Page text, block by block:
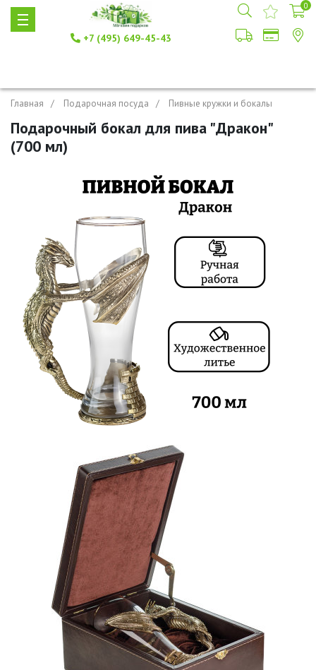
+7 (495) 649-45-43
0
Главная Подарочная посуда Пивные кружки и бокалы
Подарочный бокал для пива "Дракон"
(700 мл)